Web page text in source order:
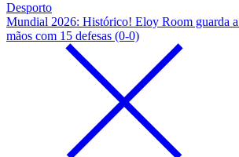
Desporto
Mundial 2026: Histórico! Eloy Room guarda
mãos com 15 defesas (0-0)